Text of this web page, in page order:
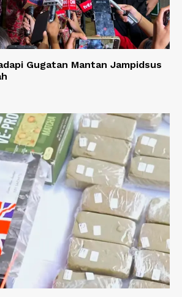
Gugatan Mantan Jampidsus